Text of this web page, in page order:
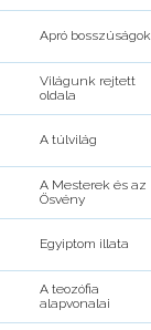
Apró bosszúságok
Világunk rejtett
oldala
A túlvilág
A Mesterek és az
Ösvény
Egyiptom illata
A teozófia
alapvonalai